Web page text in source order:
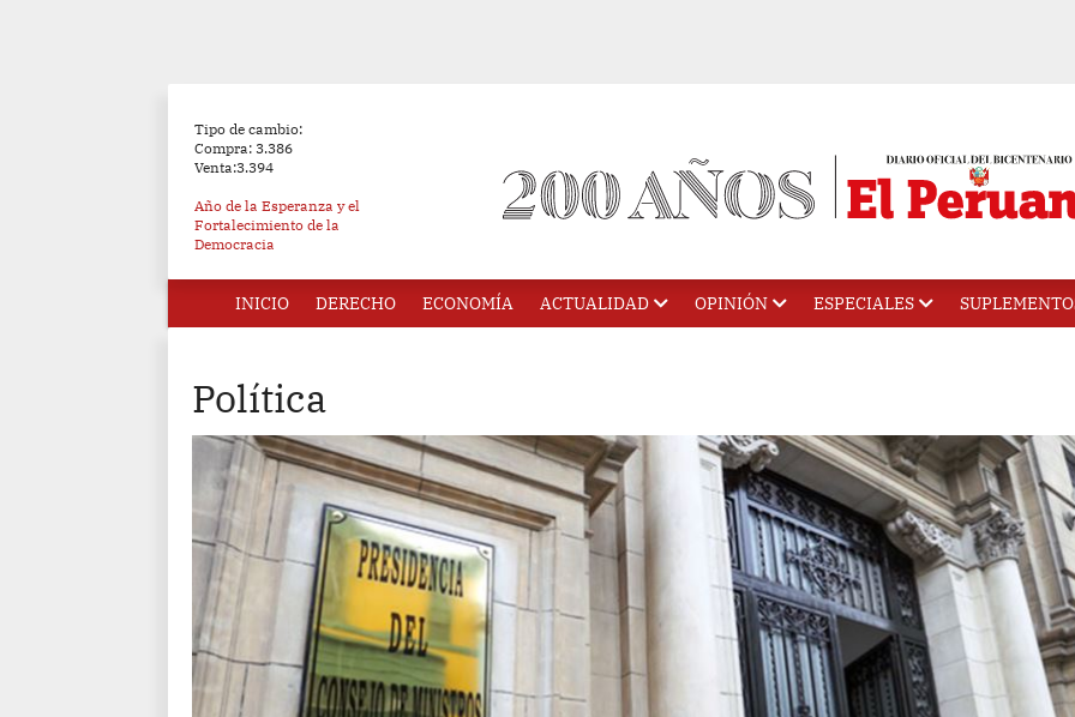
Tipo de cambio:
Compra: 3.386
Venta:3.394
Año de la Esperanza y el
Fortalecimiento de la
Democracia
INICIO DERECHO ECONOMÍA ACTUALIDAD OPINIÓN ESPECIALES
Política